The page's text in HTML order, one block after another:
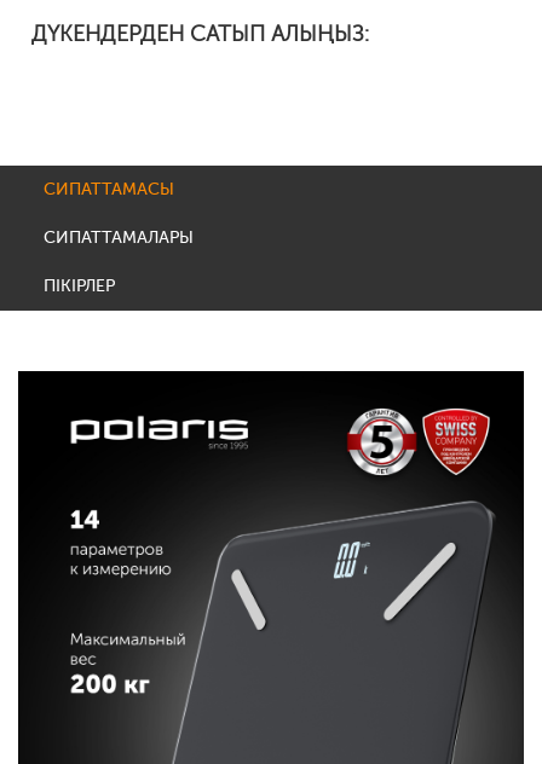
ДҮКЕНДЕРДЕН САТЫП АЛЫҢЫЗ:
СИПАТТАМАСЫ
СИПАТТАМАЛАРЫ
ПІКІРЛЕР